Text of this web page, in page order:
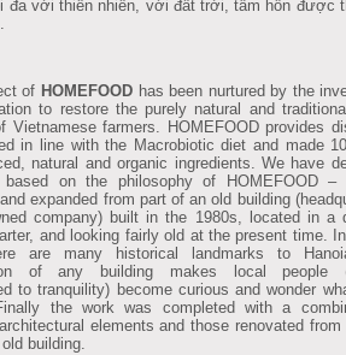
đa với thiên nhiên, với đất trời, tâm hồn được
of HOMEFOODhas been nurtured by the
to restore the purely natural and
Vietnamese farmers. HOMEFOOD provides
in line with the Macrobiotic diet and made
natural and organic ingredients. We have
based on the philosophy of HOMEFOOD –
expanded from part of an old building
company) built in the 1980s, located in a
and looking fairly old at the present time.
are many historical landmarks to
of any building makes local people
to tranquility) become curious and wonder
the work was completed with a
elements and those renovated from
building.